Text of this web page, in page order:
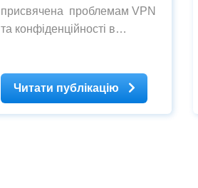
присвячена проблемам VPN
та конфіденційності в
ресурсом для дослідження
тенденцій та даних в
Інтернеті. Як результат, ми
Читати публікацію